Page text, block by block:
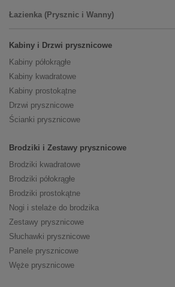
Łazienka (Prysznic i Wanny)
Kabiny i Drzwi prysznicowe
Kabiny półokrągłe
Kabiny kwadratowe
Kabiny prostokątne
Drzwi prysznicowe
Ścianki prysznicowe
Brodziki i Zestawy prysznicowe
Brodziki kwadratowe
Brodziki półokrągłe
Brodziki prostokątne
Nogi i stelaże do brodzika
Zestawy prysznicowe
Słuchawki prysznicowe
Panele prysznicowe
Węże prysznicowe